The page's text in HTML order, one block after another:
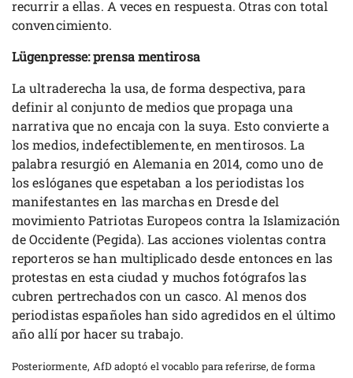
recurrir a ellas. A veces en respuesta. Otras con total
convencimiento.
Lügenpresse: prensa mentirosa
La ultraderecha la usa, de forma despectiva, para
definir al conjunto de medios que propaga una
narrativa que no encaja con la suya. Esto convierte a
los medios, indefectiblemente, en mentirosos. La
palabra resurgió en Alemania en 2014, como uno de
los eslóganes que espetaban a los periodistas los
manifestantes en las marchas en Dresde del
movimiento Patriotas Europeos contra la Islamización
de Occidente (Pegida). Las acciones violentas contra
reporteros se han multiplicado desde entonces en las
protestas en esta ciudad y muchos fotógrafos las
cubren pertrechados con un casco. Al menos dos
periodistas españoles han sido agredidos en el último
año allí por hacer su trabajo.
Posteriormente, AfD adoptó el vocablo para referirse, de forma